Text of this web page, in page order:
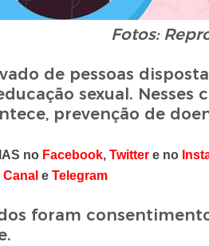
Fotos:
de pessoas
sexual.
prevenção de
no Facebook, Twittere no
Canal e Telegram
foram